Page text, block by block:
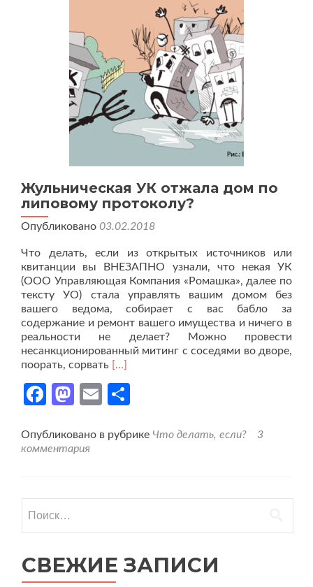
данные?
Жульническая УК отжала дом по
липовому протоколу?
Опубликовано 03.02.2018
Что делать, если из открытых источников или
квитанции вы ВНЕЗАПНО узнали, что некая УК
(ООО Управляющая Компания «Ромашка», далее по
тексту УО) стала управлять вашим домом без
вашего ведома, собирает с вас бабло за
содержание и ремонт вашего имущества и ничего в
реальности не делает? Можно провести
несанкционированный митинг с соседями во дворе,
поорать, сорвать Читать
проЖульническая
УК
дом
[…]
Facebook
Mastodon
Email
Опубликовано в рубрике Что делать, если?
3
комментария
СВЕЖИЕ ЗАПИСИ